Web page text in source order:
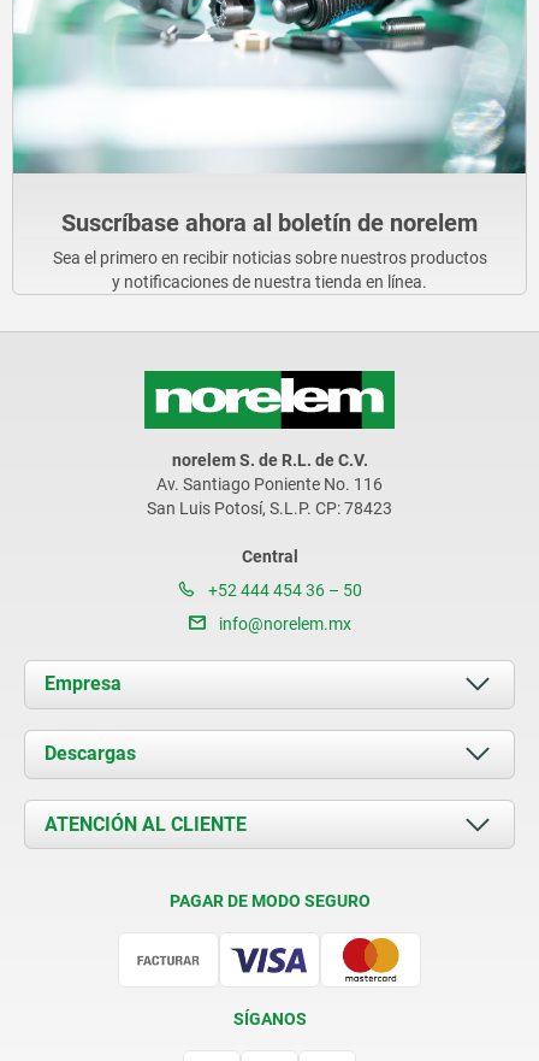
Suscríbase ahora al boletín de norelem
Sea el primero en recibir noticias sobre nuestros productos
y notificaciones de nuestra tienda en línea.
norelem S. de R.L. de C.V.
Av. Santiago Poniente No. 116
San Luis Potosí, S.L.P. CP: 78423
Central
+52 444 454 36 – 50
info@norelem.mx
Empresa
Acerca de nosotros
Novedades
Contacto
Descargas
Documents
ATENCIÓN AL CLIENTE
PAGAR DE MODO SEGURO
SÍGANOS